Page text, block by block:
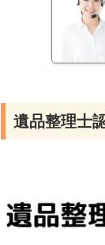
遺品整理士